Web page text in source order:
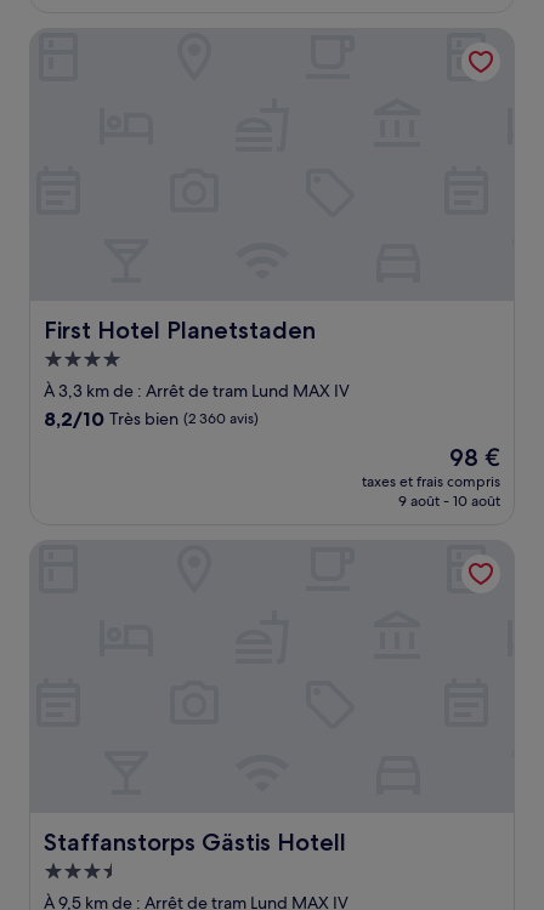
de
97 €
First Hotel Planetstaden
First Hotel Planetstaden
Hébergement
4.0 étoiles
À 3,3 km de : Arrêt de tram Lund MAX IV
8.2
8,2/10 Très bien (2 360 avis)
Le
nouveau
prix
de
98 €
98 €
taxes et frais compris
9 août - 10 août
Staffanstorps Gästis Hotell
Staffanstorps Gästis Hotell
Hébergement
3.5 étoiles
À 9,5 km de : Arrêt de tram Lund MAX IV